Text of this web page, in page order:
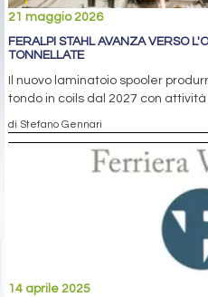
21 maggio 2026
FERALPI STAHL AVANZA VERSO
TONNELLATE
Il nuovo laminatoio spooler
tondo in coils dal 2027 con
di Stefano Gennari
14 aprile 2025